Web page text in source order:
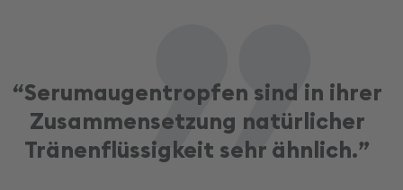
“Serumaugentropfen sind in ihrer
Zusammensetzung natürlicher
Tränenflüssigkeit sehr ähnlich.”